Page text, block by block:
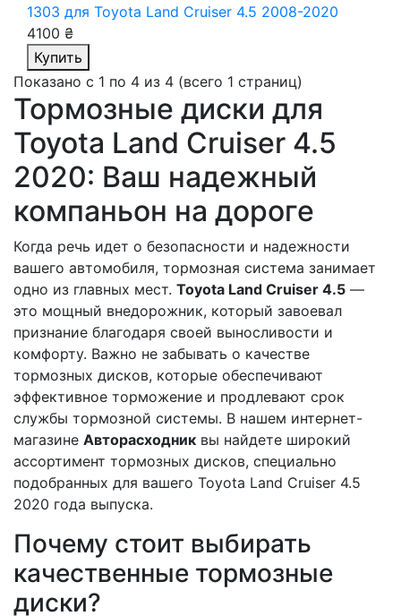
1303 для Toyota Land Cruiser 4.5 2008-2020
4100 ₴
Купить
Показано с 1 по 4 из 4 (всего 1 страниц)
Тормозные диски для
Toyota Land Cruiser 4.5
2020: Ваш надежный
компаньон на дороге
Когда речь идет о безопасности и надежности
вашего автомобиля, тормозная система занимает
одно из главных мест. Toyota Land Cruiser 4.5 —
это мощный внедорожник, который завоевал
признание благодаря своей выносливости и
комфорту. Важно не забывать о качестве
тормозных дисков, которые обеспечивают
эффективное торможение и продлевают срок
службы тормозной системы. В нашем интернет-
магазине Авторасходник вы найдете широкий
ассортимент тормозных дисков, специально
подобранных для вашего Toyota Land Cruiser 4.5
2020 года выпуска.
Почему стоит выбирать
качественные тормозные
диски?